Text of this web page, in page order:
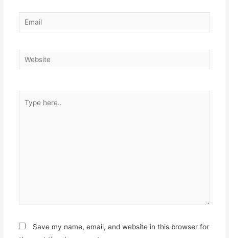
Email
Website
here..
Save my name, email, and website in this browser for